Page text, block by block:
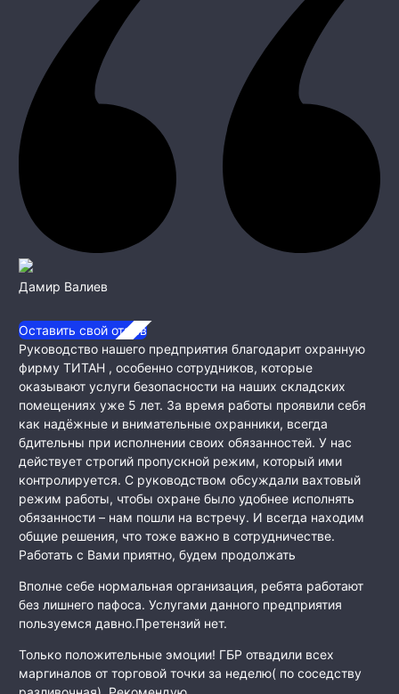
Дамир Валиев
Оставить свой отзыв
Руководство нашего предприятия благодарит охранную
фирму ТИТАН , особенно сотрудников, которые
оказывают услуги безопасности на наших складских
помещениях уже 5 лет. За время работы проявили себя
как надёжные и внимательные охранники, всегда
бдительны при исполнении своих обязанностей. У нас
действует строгий пропускной режим, который ими
контролируется. С руководством обсуждали вахтовый
режим работы, чтобы охране было удобнее исполнять
обязанности – нам пошли на встречу. И всегда находим
общие решения, что тоже важно в сотрудничестве.
Работать с Вами приятно, будем продолжать
Вполне себе нормальная организация, ребята работают
без лишнего пафоса. Услугами данного предприятия
пользуемся давно.Претензий нет.
Только положительные эмоции! ГБР отвадили всех
маргиналов от торговой точки за неделю( по соседству